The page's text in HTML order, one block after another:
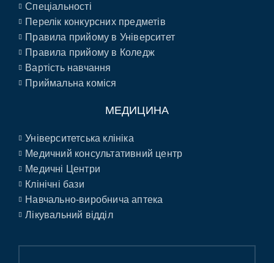
Спеціальності
Перелік конкурсних предметів
Правила прийому в Університет
Правила прийому в Коледж
Вартість навчання
Приймальна коміся
МЕДИЦИНА
Університетська клініка
Медичний консультативний центр
Медичні Центри
Клінічні бази
Навчально-виробнича аптека
Лікувальний відділ